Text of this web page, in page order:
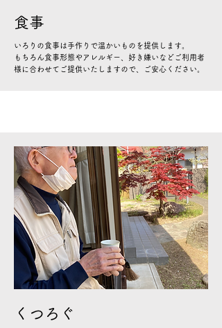
食事
いろりの食事は手作りで温かいものを提供します。
もちろん食事形態やアレルギー、好き嫌いなどご利用者
様に合わせてご提供いたしますので、ご安心ください。
くつろぐ